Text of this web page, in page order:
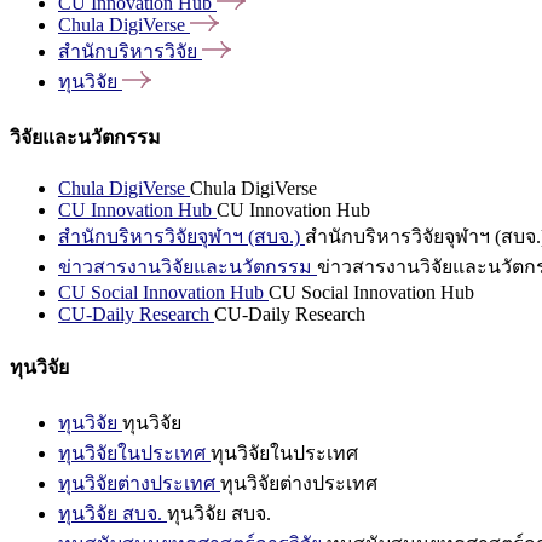
Chula DigiVerse
สำนักบริหารวิจัย
ทุนวิจัย
วิจัยและนวัตกรรม
Chula DigiVerse Chula DigiVerse
CU Innovation Hub CU Innovation Hub
สำนักบริหารวิจัยจุฬาฯ (สบจ.) สำนักบริหารวิจัยจุฬาฯ (สบจ
ข่าวสารงานวิจัยและนวัตกรรม ข่าวสารงานวิจัยและนวัตก
CU Social Innovation Hub CU Social Innovation Hub
CU-Daily Research CU-Daily Research
ทุนวิจัย
ทุนวิจัย ทุนวิจัย
ทุนวิจัยในประเทศ ทุนวิจัยในประเทศ
ทุนวิจัยต่างประเทศ ทุนวิจัยต่างประเทศ
ทุนวิจัย สบจ. ทุนวิจัย สบจ.